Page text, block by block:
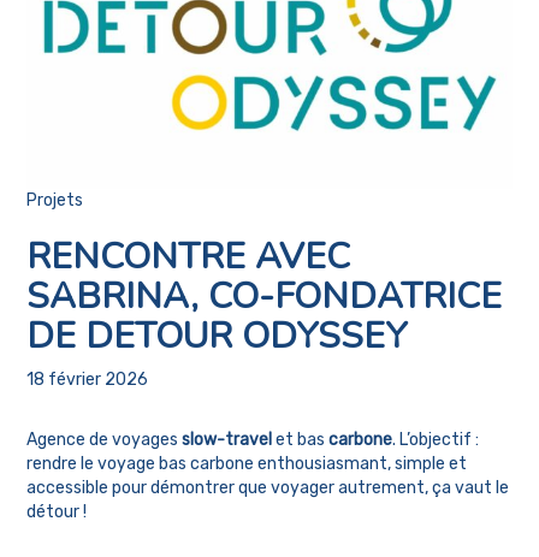
Projets
RENCONTRE AVEC
SABRINA, CO-FONDATRICE
DE DETOUR ODYSSEY
18 février 2026
Agence de voyagesslow-travelet bas carbone. L’objectif :
rendre le voyage bas carbone enthousiasmant, simple et
accessible pour démontrer que voyager autrement, ça vaut le
détour !